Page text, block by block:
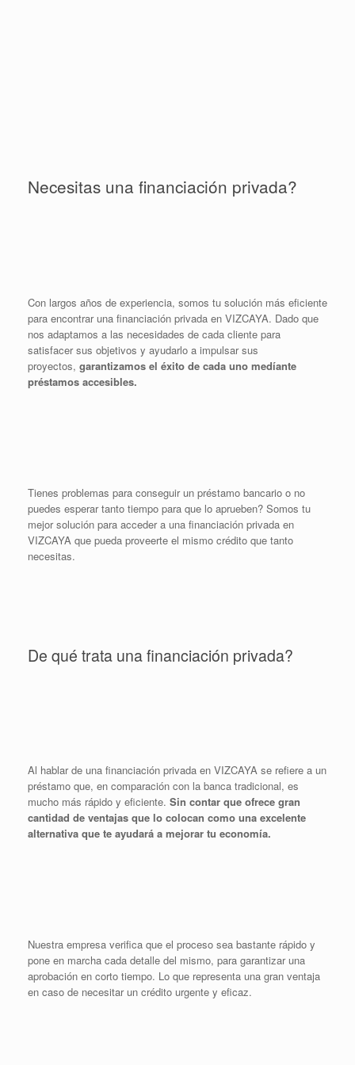
Necesitas una financiación privada?
Con largos años de experiencia, somos tu solución más eficiente
para encontrar una financiación privada en VIZCAYA. Dado que
nos adaptamos a las necesidades de cada cliente para
satisfacer sus objetivos y ayudarlo a impulsar sus
proyectos, garantizamos el éxito de cada uno medíante
préstamos accesibles.
Tienes problemas para conseguir un préstamo bancario o no
puedes esperar tanto tiempo para que lo aprueben? Somos tu
mejor solución para acceder a una financiación privada en
VIZCAYA que pueda proveerte el mismo crédito que tanto
necesitas.
De qué trata una financiación privada?
Al hablar de una financiación privada en VIZCAYA se refiere a un
préstamo que, en comparación con la banca tradicional, es
mucho más rápido y eficiente. Sin contar que ofrece gran
cantidad de ventajas que lo colocan como una excelente
alternativa que te ayudará a mejorar tu economía.
Nuestra empresa verifica que el proceso sea bastante rápido y
pone en marcha cada detalle del mismo, para garantizar una
aprobación en corto tiempo. Lo que representa una gran ventaja
en caso de necesitar un crédito urgente y eficaz.